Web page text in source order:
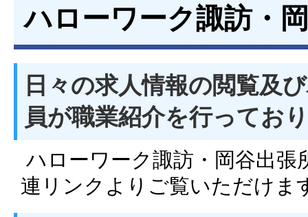
ハローワーク諏訪・
日々の求人情報の閲覧及
員が職業紹介を行ってお
ハローワーク諏訪・岡谷出張
連リンクよりご覧いただけま